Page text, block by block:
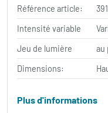
Référence article:
Intensité variable
Jeu de lumière
au
Dimensions:
Plus d'informations